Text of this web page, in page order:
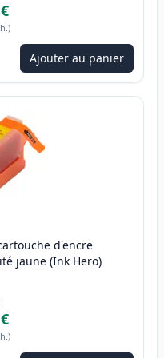
)
Ajouter au panier
d'encre
jaune (Ink Hero)
)